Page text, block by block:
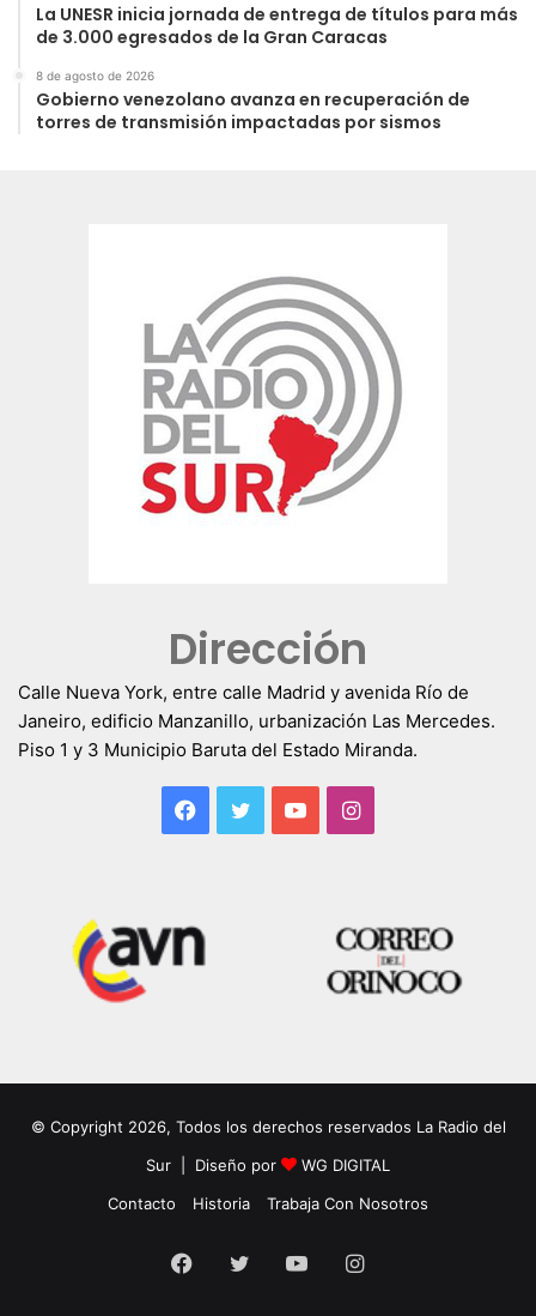
La UNESR inicia jornada de entrega de títulos para más
de 3.000 egresados de la Gran Caracas
8 de agosto de 2026
Gobierno venezolano avanza en recuperación de
torres de transmisión impactadas por sismos
Dirección
Calle Nueva York, entre calle Madrid y avenida Río de
Janeiro, edificio Manzanillo, urbanización Las Mercedes.
Piso 1 y 3 Municipio Baruta del Estado Miranda.
Facebook
TwitterYouTubeInstagram
© Copyright 2026, Todos los derechos reservados La Radio del
Sur | Diseño por
WG DIGITAL
Contacto
Historia Trabaja Con Nosotros
Facebook
TwitterYouTubeInstagram